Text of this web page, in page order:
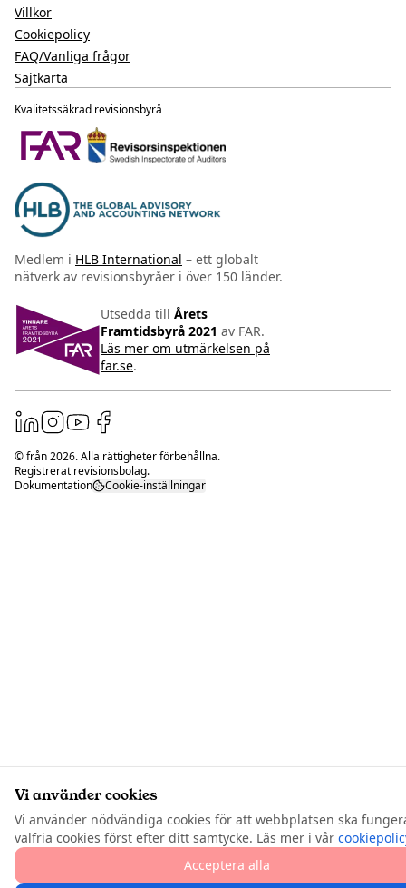
Vi använder cookies
Vi använder nödvändiga cookies för att webbplatsen ska
valfria cookies först efter ditt samtycke. Läs mer i vår
Acceptera alla
Villkor
Cookiepolicy
FAQ/Vanliga frågor
Sajtkarta
Kvalitetssäkrad revisionsbyrå
Medlem i HLB International – ett globalt
nätverk av revisionsbyråer i över 150 länder.
Utsedda till Årets
Framtidsbyrå 2021 av FAR.
Läs mer om utmärkelsen på
far.se.
© från2026. Alla rättigheter förbehållna.
Registrerat revisionsbolag.
Dokumentation
Cookie-inställningar